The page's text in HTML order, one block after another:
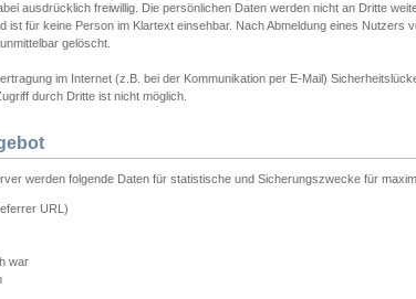
ausdrücklich freiwillig. Die persönlichen Daten werden nicht an Dritte
für keine Person im Klartext einsehbar. Nach Abmeldung eines Nutzers
gelöscht.
im Internet (z.B. bei der Kommunikation per E-Mail)
durch Dritte ist nicht möglich.
werden folgende Daten für statistische und Sicherungszwecke für
URL)
war